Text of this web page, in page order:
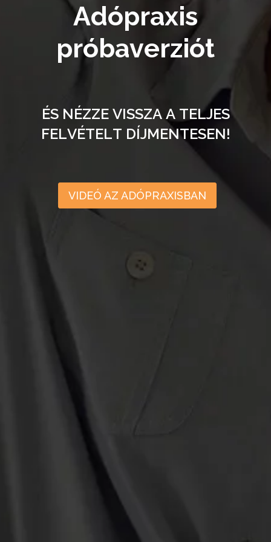
Adópraxis
próbaverziót
ÉS NÉZZE VISSZA A TELJES
FELVÉTELT DÍJMENTESEN!
VIDEÓ AZ ADÓPRAXISBAN